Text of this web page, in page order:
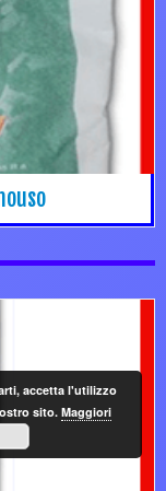
accetta l'utilizzo
sito.Maggiori